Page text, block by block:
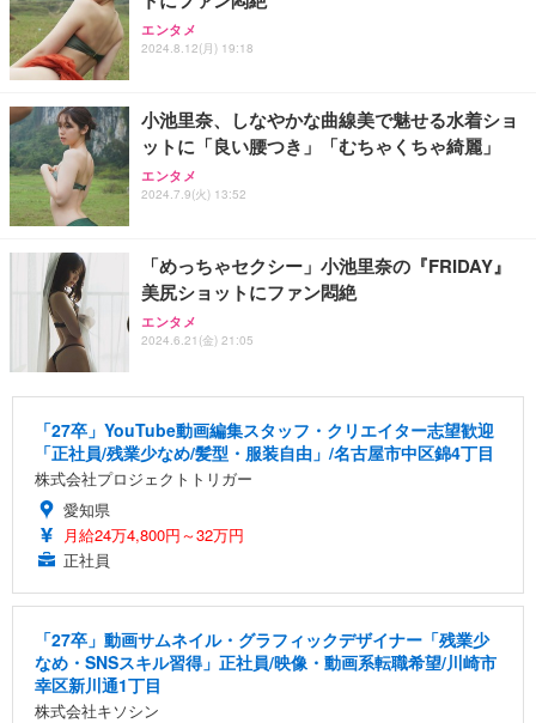
エンタメ
2024.8.12(月) 19:18
小池里奈、しなやかな曲線美で魅せる水着ショ
ットに「良い腰つき」「むちゃくちゃ綺麗」
エンタメ
2024.7.9(火) 13:52
「めっちゃセクシー」小池里奈の『FRIDAY』
美尻ショットにファン悶絶
エンタメ
2024.6.21(金) 21:05
「27卒」YouTube動画編集スタッフ・クリエイター志望歓迎
「正社員/残業少なめ/髪型・服装自由」/名古屋市中区錦4丁目
株式会社プロジェクトトリガー
愛知県
月給24万4,800円～32万円
正社員
「27卒」動画サムネイル・グラフィックデザイナー「残業少
なめ・SNSスキル習得」正社員/映像・動画系転職希望/川崎市
幸区新川通1丁目
株式会社キソシン